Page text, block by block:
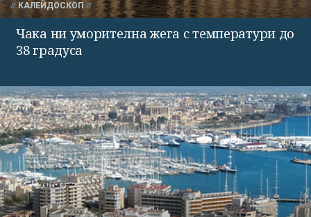
КАЛЕЙДОСКОП
Чака ни уморителна жега с температури до
38 градуса